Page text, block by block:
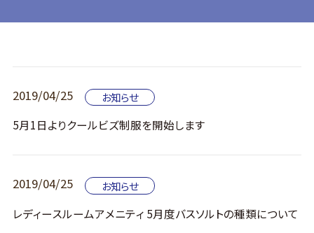
5月1日よりクールビズ制服を開始します
2019/04/25 お知らせ
レディースルームアメニティ 5月度バスソルトの種類について
2019/04/25 お知らせ